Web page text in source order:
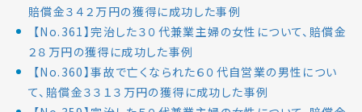
賠償金３４２万円の獲得に成功した事例
【No.361】完治した３０代兼業主婦の女性について、賠償金
２８万円の獲得に成功した事例
【No.360】事故で亡くなられた６０代自営業の男性につい
て、賠償金３３１３万円の獲得に成功した事例